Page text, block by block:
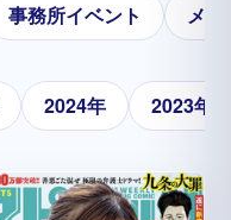
事務所イベント メ
2024年 2023年